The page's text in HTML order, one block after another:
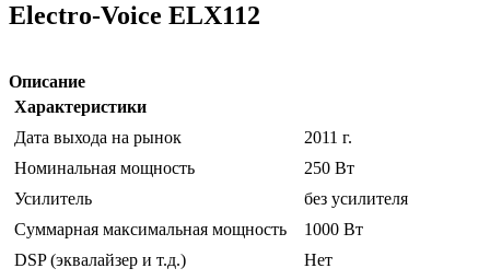
Electro-Voice ELX112
Описание
Характеристики
Дата выхода на рынок
2011 г.
Номинальная мощность
250 Вт
Усилитель
без усилителя
Суммарная максимальная мощность
1000 Вт
DSP (эквалайзер и т.д.)
Нет